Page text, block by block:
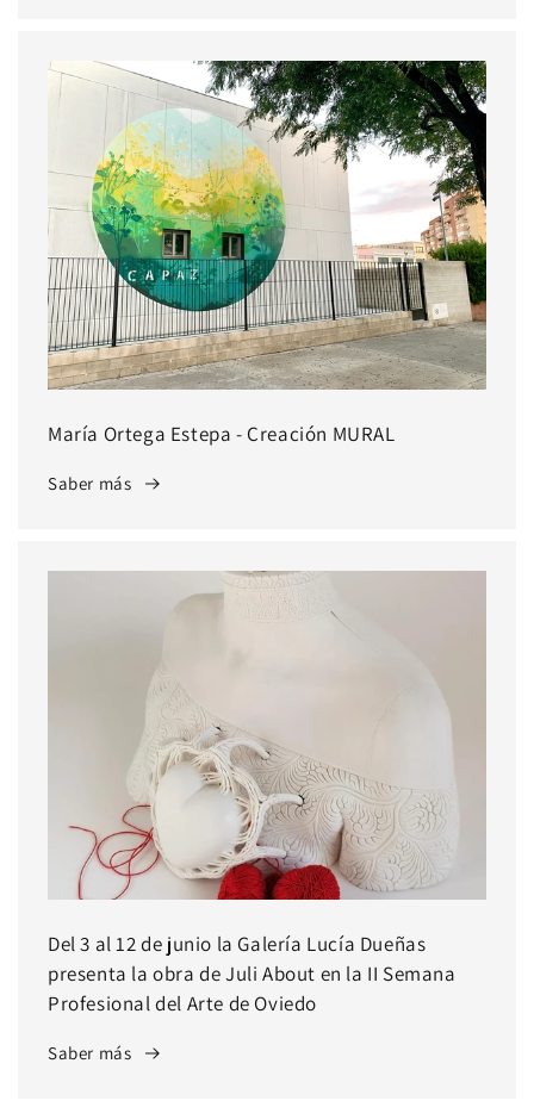
María Ortega Estepa - Creación MURAL
Saber más
Del 3 al 12 de junio la Galería Lucía Dueñas
presenta la obra de Juli About en la II Semana
Profesional del Arte de Oviedo
Saber más